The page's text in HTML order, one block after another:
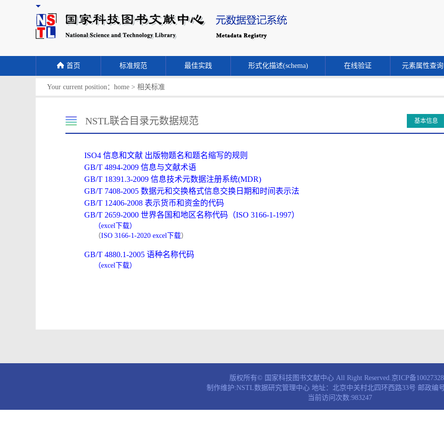
首页 标准规范 最佳实践 形式化描述(schema) 在线验证 元素属性查询
Your current position： home > 相关标准
NSTL联合目录元数据规范 基本信息
ISO4 信息和文献 出版物题名和题名缩写的规则
GB/T 4894-2009 信息与文献术语
GB/T 18391.3-2009 信息技术元数据注册系统(MDR)
GB/T 7408-2005 数据元和交换格式信息交换日期和时间表示法
GB/T 12406-2008 表示货币和资金的代码
GB/T 2659-2000 世界各国和地区名称代码（ISO 3166-1-1997）
（excel下载）
（ISO 3166-1-2020 excel下载）
GB/T 4880.1-2005 语种名称代码
（excel下载）
版权所有© 国家科技图书文献中心 All Right Reserved.京ICP备
制作维护:NSTL数据研究管理中心 地址：北京中关村北四环西路33号 邮政编
当前访问次数:983247